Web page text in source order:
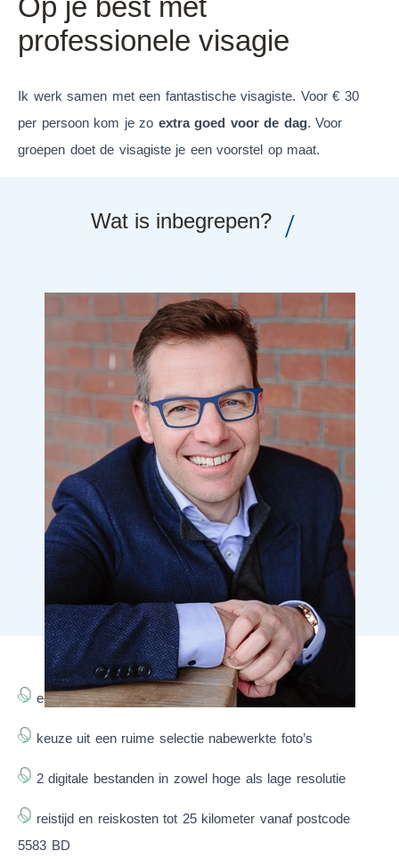
Op je best met
professionele visagie
Ik werk samen met een fantastische visagiste. Voor € 30
per persoon kom je zo extra goed voor de dag. Voor
groepen doet de visagiste je een voorstel op maat.
Wat is inbegrepen? /
een fotoshoot op een (buiten)locatie naar keuze
keuze uit een ruime selectie nabewerkte foto’s
2 digitale bestanden in zowel hoge als lage resolutie
reistijd en reiskosten tot 25 kilometer vanaf postcode
5583 BD